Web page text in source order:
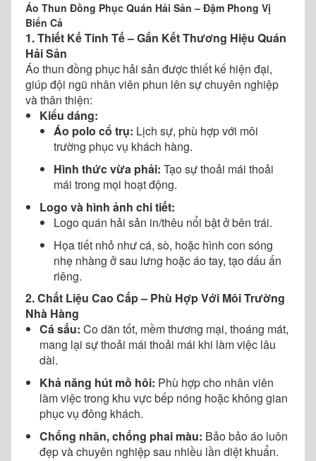
Áo Thun Đồng Phục Quán Hải Sản – Đậm Phong Vị
Biển Cả
1. Thiết Kế Tinh Tế – Gắn Kết Thương Hiệu Quán
Hải Sản
Áo thun đồng phục hải sản được thiết kế hiện đại,
giúp đội ngũ nhân viên phun lên sự chuyên nghiệp
và thân thiện:
Kiểu dáng:
Áo polo cổ trụ: Lịch sự, phù hợp với môi
trường phục vụ khách hàng.
Hình thức vừa phải: Tạo sự thoải mái thoải
mái trong mọi hoạt động.
Logo và hình ảnh chi tiết:
Logo quán hải sản in/thêu nổi bật ở bên trái.
Họa tiết nhỏ như cá, sò, hoặc hình con sóng
nhẹ nhàng ở sau lưng hoặc áo tay, tạo dấu ấn
riêng.
2. Chất Liệu Cao Cấp – Phù Hợp Với Môi Trường
Nhà Hàng
Cá sấu: Co dãn tốt, mềm thương mại, thoáng mát,
mang lại sự thoải mái thoải mái khi làm việc lâu
dài.
Khả năng hút mồ hôi: Phù hợp cho nhân viên
làm việc trong khu vực bếp nóng hoặc không gian
phục vụ đông khách.
Chống nhăn, chống phai màu: Bảo bảo áo luôn
đẹp và chuyên nghiệp sau nhiều lần diệt khuẩn.